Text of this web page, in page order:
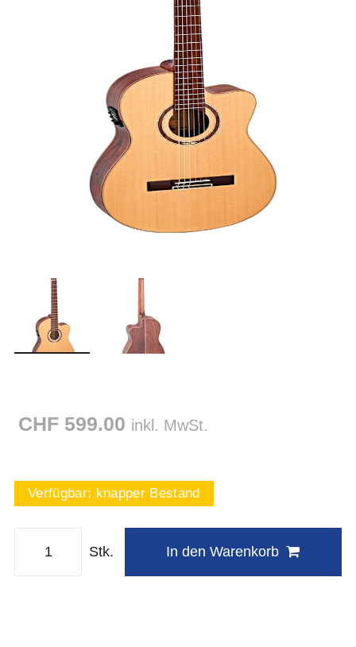
CHF 599.00 inkl. MwSt.
Verfügbar: knapper Bestand
Stk. In den Warenkorb